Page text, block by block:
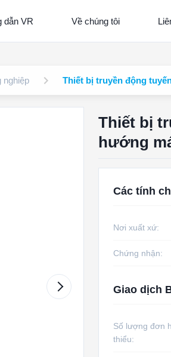
dẫn VR Về chúng tôi
nghiệp Thiết bị truyền động
Thiết bị
hướng
Các tính
Nơi xuất xứ:
Chứng nhận:
Giao dịch
Số lượng đơn
thiểu: